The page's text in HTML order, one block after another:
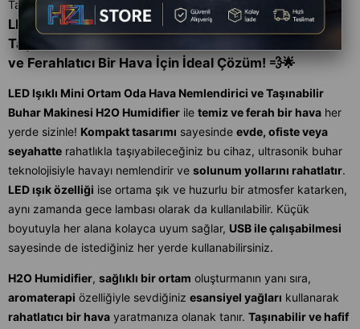
Tahmini Teslim Süresi
Aynı Gün
LED Işıklı Mini Ortam Oda Hava Nemlendirici ve
Taşınabilir Buhar Makinesi H2O Humidifier – Huzurlu
ve Ferahlatıcı Bir Hava İçin İdeal Çözüm! 💨🌟
LED Işıklı Mini Ortam Oda Hava Nemlendirici ve Taşınabilir
Buhar Makinesi H2O Humidifier ile temiz ve ferah bir hava her
yerde sizinle! Kompakt tasarımı sayesinde evde, ofiste veya
seyahatte rahatlıkla taşıyabileceğiniz bu cihaz, ultrasonik buhar
teknolojisiyle havayı nemlendirir ve solunum yollarını rahatlatır.
LED ışık özelliği ise ortama şık ve huzurlu bir atmosfer katarken,
aynı zamanda gece lambası olarak da kullanılabilir. Küçük
boyutuyla her alana kolayca uyum sağlar, USB ile çalışabilmesi
sayesinde de istediğiniz her yerde kullanabilirsiniz.
H2O Humidifier, sağlıklı bir ortam oluşturmanın yanı sıra,
aromaterapi özelliğiyle sevdiğiniz esansiyel yağları kullanarak
rahatlatıcı bir hava yaratmanıza olanak tanır. Taşınabilir ve hafif